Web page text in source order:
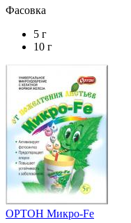
Фасовка
5 г
10 г
ОРТОН Микро-Fe